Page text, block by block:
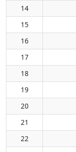
14
15
16
17
18
19
20
21
22